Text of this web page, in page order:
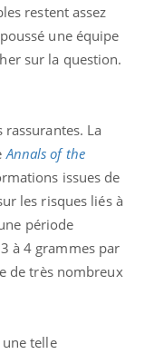
restent assez
une équipe
sur la question.
rassurantes. La
Annals of the
issues de
les risques liés à
période
à 4 grammes par
de très nombreux
une telle